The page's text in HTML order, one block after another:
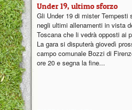
Under 19, ultimo sforzo
Gli Under 19 di mister Tempesti
negli ultimi allenamenti in vista
Toscana che li vedrà opposti ai
La gara si disputerà giovedì
campo comunale Bozzi di
ore 20 e segna la fine...